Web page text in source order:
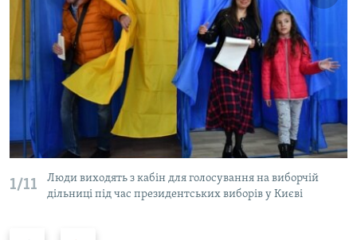
1/11
Люди виходять з кабін для голосування на виборчій
дільниці під час президентських виборів у Києві